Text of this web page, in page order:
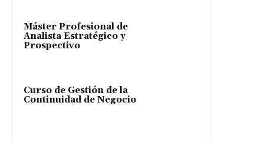
Máster Profesional de
Analista Estratégico y
Prospectivo
Curso de Gestión de la
Continuidad de Negocio